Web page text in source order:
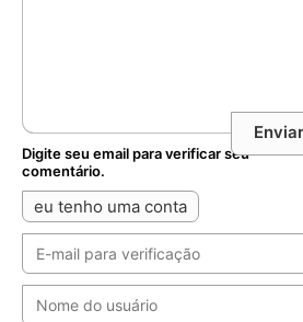
Digite seu email para verificar seu
comentário.
eu tenho uma conta